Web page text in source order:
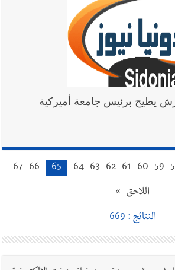
يطيح برئيس جامعة أميركية
59
60
61
62
63
64
65
66
67
اللاحق »
النتائج : 669